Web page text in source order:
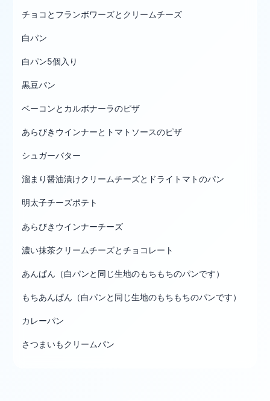
チョコとフランボワーズとクリームチーズ
白パン
白パン5個入り
黒豆パン
ベーコンとカルボナーラのピザ
あらびきウインナーとトマトソースのピザ
シュガーバター
溜まり醤油漬けクリームチーズとドライトマトのパン
明太子チーズポテト
あらびきウインナーチーズ
濃い抹茶クリームチーズとチョコレート
あんぱん（白パンと同じ生地のもちもちのパンです）
もちあんぱん（白パンと同じ生地のもちもちのパンです）
カレーパン
さつまいもクリームパン